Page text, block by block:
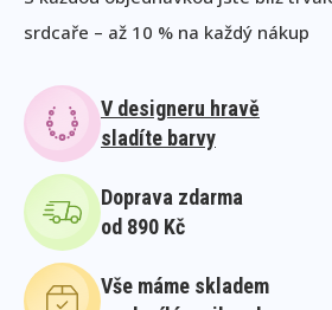
srdcaře – až 10 % na každý nákup
V designeru hravě
sladíte barvy
Doprava zdarma
od 890 Kč
Vše máme skladem